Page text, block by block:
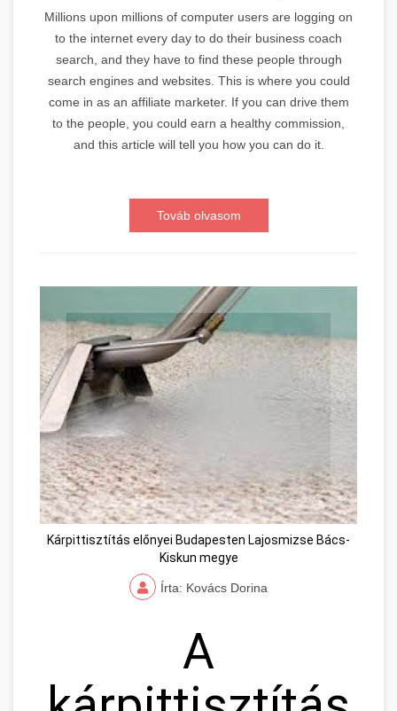
Millions upon millions of computer users are logging on
to the internet every day to do their business coach
search, and they have to find these people through
search engines and websites. This is where you could
come in as an affiliate marketer. If you can drive them
to the people, you could earn a healthy commission,
and this article will tell you how you can do it.
Továb olvasom
Kárpittisztítás előnyei Budapesten Lajosmizse Bács-
Kiskun megye
Írta: Kovács Dorina
A